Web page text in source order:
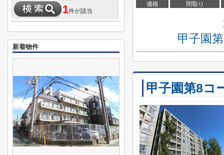
価格 間取り
甲子園
甲子園第8コ
1件が該当
新着物件